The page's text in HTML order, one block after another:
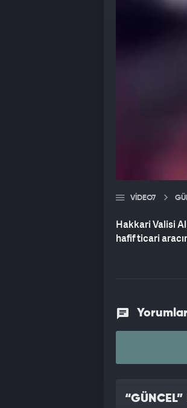
VIDEO7
Hakkari Valisi
hafif ticari